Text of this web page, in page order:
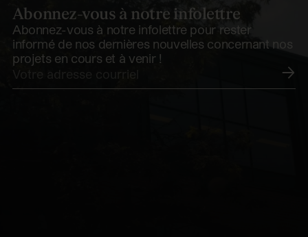
Abonnez-vous à notre infolettre
Abonnez-vous à notre infolettre pour rester
informé de nos dernières nouvelles concernant nos
projets en cours et à venir !